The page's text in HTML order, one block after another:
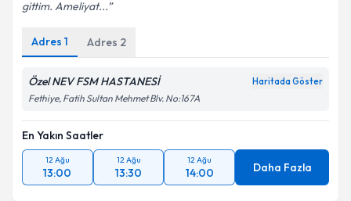
gittim. Ameliyat...
Adres 1 Adres 2
Özel NEV FSM HASTANESİ Haritada Göster
Fethiye, Fatih Sultan Mehmet Blv. No:167A
En Yakın Saatler
12 Ağu
13:00
12 Ağu
13:30
12 Ağu
14:00 Daha Fazla